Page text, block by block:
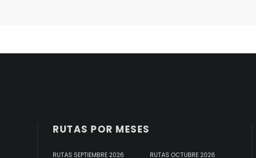
RUTAS POR MESES
RUTAS SEPTIEMBRE 2026 RUTAS OCTUBRE 2026